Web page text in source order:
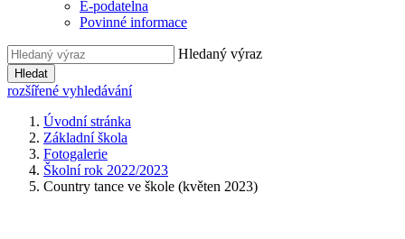
E-podatelna
Povinné informace
Hledaný výraz
Hledat
rozšířené vyhledávání
Úvodní stránka
Základní škola
Fotogalerie
Školní rok 2022/2023
Country tance ve škole (květen 2023)